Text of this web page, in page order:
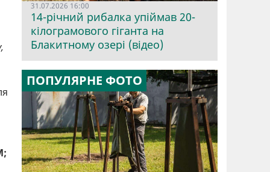
31.07.2026 16:00
14-річний рибалка упіймав 20-
кілограмового гіганта на
Блакитному озері (відео)
ПОПУЛЯРНЕ ФОТО